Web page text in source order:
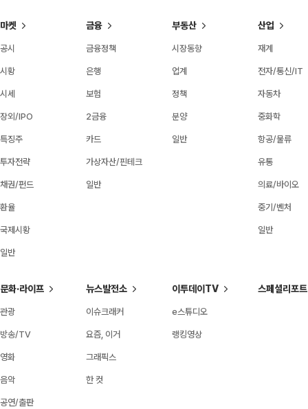
마켓
공시
시황
시세
장외/IPO
특징주
투자전략
채권/펀드
환율
국제시황
일반
금융
금융정책
은행
보험
2금융
카드
가상자산/핀테크
일반
부동산
시장동향
업계
정책
분양
일반
산업
재계
전자/통신/IT
자동차
중화학
항공/물류
유통
의료/바이오
중기/벤처
일반
문화·라이프
관광
방송/TV
영화
음악
공연/출판
뉴스발전소
이슈크래커
요즘, 이거
그래픽스
한 컷
이투데이TV
e스튜디오
랭킹영상
스페셜리포트